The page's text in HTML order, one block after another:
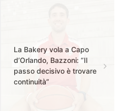
La Bakery vola a Capo
d’Orlando, Bazzoni: “Il
passo decisivo è trovare
continuità”